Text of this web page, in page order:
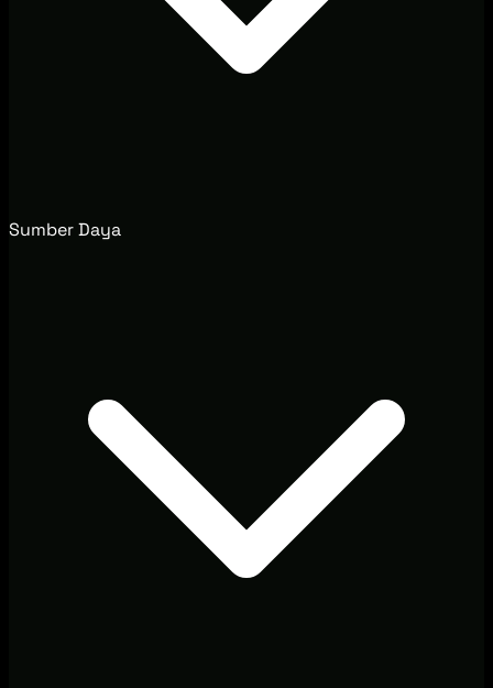
Sumber Daya